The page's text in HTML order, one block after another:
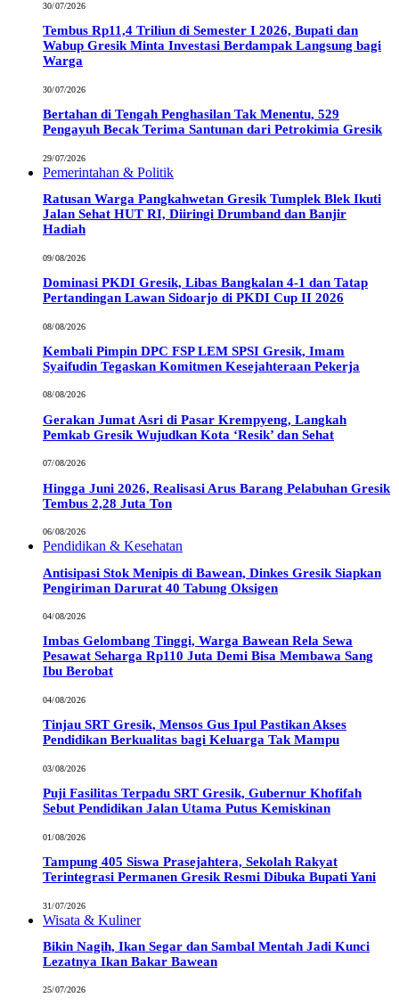
30/07/2026
Tembus Rp11,4 Triliun di Semester I 2026, Bupati dan
Wabup Gresik Minta Investasi Berdampak Langsung bagi
Warga
30/07/2026
Bertahan di Tengah Penghasilan Tak Menentu, 529
Pengayuh Becak Terima Santunan dari Petrokimia Gresik
29/07/2026
Pemerintahan & Politik
Ratusan Warga Pangkahwetan Gresik Tumplek Blek Ikuti
Jalan Sehat HUT RI, Diiringi Drumband dan Banjir
Hadiah
09/08/2026
Dominasi PKDI Gresik, Libas Bangkalan 4-1 dan Tatap
Pertandingan Lawan Sidoarjo di PKDI Cup II 2026
08/08/2026
Kembali Pimpin DPC FSP LEM SPSI Gresik, Imam
Syaifudin Tegaskan Komitmen Kesejahteraan Pekerja
08/08/2026
Gerakan Jumat Asri di Pasar Krempyeng, Langkah
Pemkab Gresik Wujudkan Kota ‘Resik’ dan Sehat
07/08/2026
Hingga Juni 2026, Realisasi Arus Barang Pelabuhan Gresik
Tembus 2,28 Juta Ton
06/08/2026
Pendidikan & Kesehatan
Antisipasi Stok Menipis di Bawean, Dinkes Gresik Siapkan
Pengiriman Darurat 40 Tabung Oksigen
04/08/2026
Imbas Gelombang Tinggi, Warga Bawean Rela Sewa
Pesawat Seharga Rp110 Juta Demi Bisa Membawa Sang
Ibu Berobat
04/08/2026
Tinjau SRT Gresik, Mensos Gus Ipul Pastikan Akses
Pendidikan Berkualitas bagi Keluarga Tak Mampu
03/08/2026
Puji Fasilitas Terpadu SRT Gresik, Gubernur Khofifah
Sebut Pendidikan Jalan Utama Putus Kemiskinan
01/08/2026
Tampung 405 Siswa Prasejahtera, Sekolah Rakyat
Terintegrasi Permanen Gresik Resmi Dibuka Bupati Yani
31/07/2026
Wisata & Kuliner
Bikin Nagih, Ikan Segar dan Sambal Mentah Jadi Kunci
Lezatnya Ikan Bakar Bawean
25/07/2026